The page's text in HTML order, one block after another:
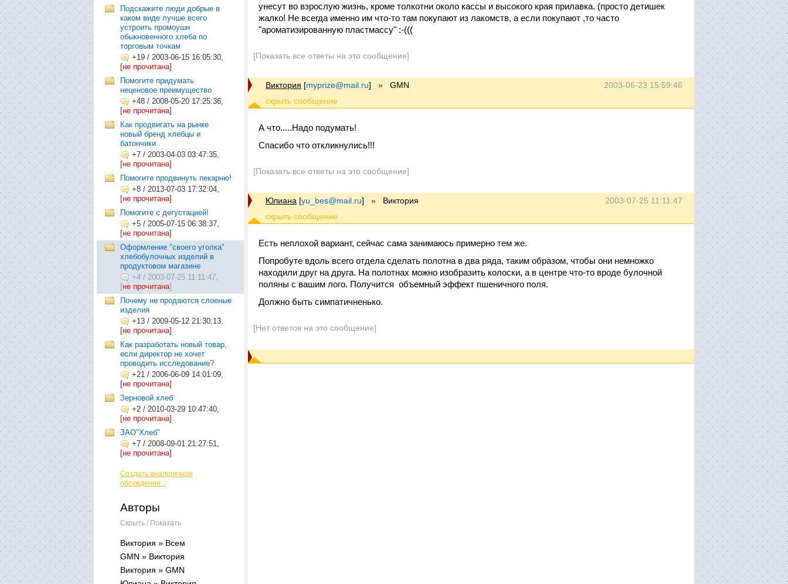
Подскажите люди добрые в
каком виде лучше всего
устроить промоушн
обыкновенного хлеба по
торговым точкам
+19 / 2003-06-15 16:05:30,
[не прочитана]
Помогите придумать
неценовое преимущество
+48 / 2008-05-20 17:25:36,
[не прочитана]
Как продвигать на рынке
новый бренд хлебцы и
батончики
+7 / 2003-04-03 03:47:35,
[не прочитана]
Помогите продвинуть пекарню!
+8 / 2013-07-03 17:32:04,
[не прочитана]
Помогите с дегустацией!
+5 / 2005-07-15 06:38:37,
[не прочитана]
Оформление "своего уголка"
хлебобулочных изделий в
продуктовом магазине
+4 / 2003-07-25 11:11:47,
[не прочитана]
Почему не продаются слоеные
изделия
+13 / 2009-05-12 21:30:13,
[не прочитана]
Как разработать новый товар,
если директор не хочет
проводить исследование?
+21 / 2006-06-09 14:01:09,
[не прочитана]
Зерновой хлеб
+2 / 2010-03-29 10:47:40,
[не прочитана]
ЗАО"Хлеб"
+7 / 2008-09-01 21:27:51,
[не прочитана]
Создать аналогичное
обсуждение...
Авторы
Скрыть / Показать
Виктория » Всем
GMN » Виктория
Виктория » GMN
унесут во взрослую жизнь, кроме толкотни около кассы и высокого края прилавка. (просто детишек
жалко! Не всегда именно им что-то там покупают из лакомств, а если покупают ,то часто
"ароматизированную пластмассу" :-(((
[Показать все ответы на это сообщение]
2003-06-23 15:59:46
Виктория [myprize@mail.ru] » GMN
А что.....Надо подумать!
Спасибо что откликнулись!!!
[Показать все ответы на это сообщение]
2003-07-25 11:11:47
Юлиана [yu_bes@mail.ru] » Виктория
Есть неплохой вариант, сейчас сама занимаюсь примерно тем же.
Попробуте вдоль всего отдела сделать полотна в два ряда, таким образом, чтобы они немножко
находили друг на друга. На полотнах можно изобразить колоски, а в центре что-то вроде булочной
поляны с вашим лого. Получится объемный эффект пшеничного поля.
Должно быть симпатичненько.
[Нет ответов на это сообщение]